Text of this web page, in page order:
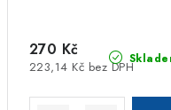
223,14 Kč bez DPH
270 Kč